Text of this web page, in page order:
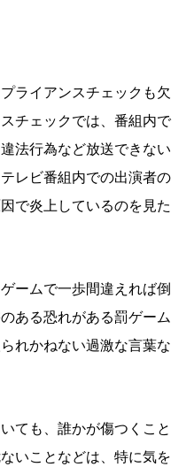
ライアンスチェックも欠
チェックでは、番組内で
法行為など放送できない
レビ番組内での出演者の
で炎上しているのを見た
ームで一歩間違えれば倒
ある恐れがある罰ゲーム
れかねない過激な言葉な
ても、誰かが傷つくこと
いことなどは、特に気を